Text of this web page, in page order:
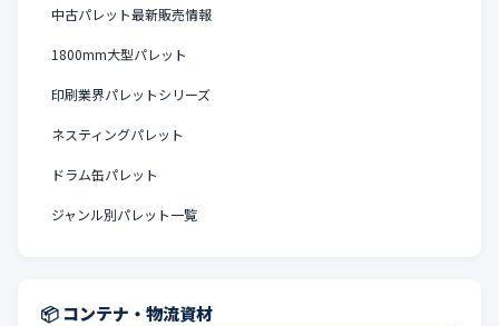
中古パレット最新販売情報
1800mm大型パレット
印刷業界パレットシリーズ
ネスティングパレット
ドラム缶パレット
ジャンル別パレット一覧
📦 コンテナ・物流資材